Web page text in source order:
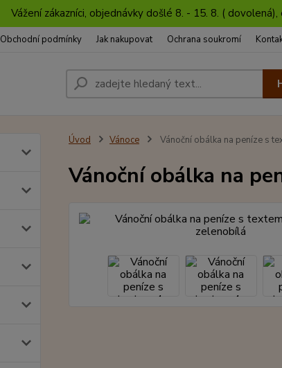
Vážení zákazníci, objednávky došlé 8. - 15. 8. (
Obchodní podmínky Jak nakupovat Ochrana soukromí
Úvod Vánoce Vánoční obálka na peníze s
Vánoční obálka na